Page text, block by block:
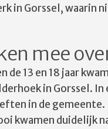
in Gorssel, waarin
mee
de 13 en 18 jaar
in Gorssel.
in de
kwamen duidelijk